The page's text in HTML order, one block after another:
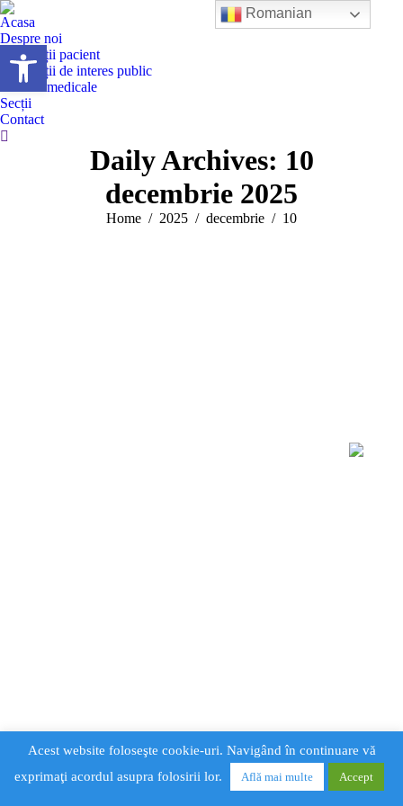
Deschide bara de unelte
Acasa
Despre noi
Informații pacient
Informații de interes public
Servicii medicale
Secții
Contact
Search:
Daily Archives: 10
decembrie 2025
You are here:
Home 2025 decembrie 10
Acest website foloseşte cookie-uri. Navigând în continuare vă
exprimaţi acordul asupra folosirii lor.
Află mai multe Accept
Romanian